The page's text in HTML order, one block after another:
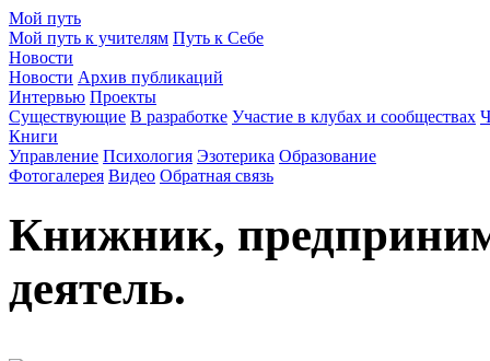
Мой путь
Мой путь к учителям Путь к Себе
Новости
Новости Архив публикаций
Интервью Проекты
Существующие В разработке Участие в клубах и сообществах
Книги
Управление Психология Эзотерика Образование
Фотогалерея Видео Обратная связь
Книжник,
деятель.